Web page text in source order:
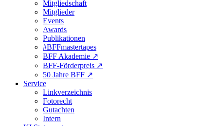
Mitgliedschaft
Mitglieder
Events
Awards
Publikationen
#BFFmastertapes
BFF Akademie ↗︎
BFF-Förderpreis ↗︎
50 Jahre BFF ↗︎
Service
Linkverzeichnis
Fotorecht
Gutachten
Intern